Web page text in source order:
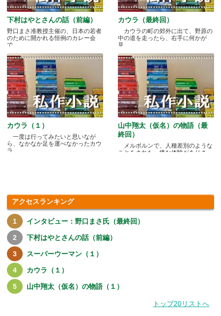
下村はやとさんの話（前編）
野口まさ准教授主催の、日本の若者
のために開かれる恒例のカレー会
で.....
カウラ（最終回）
カウラの町の郊外に出て、野原の
中の道を走ったら、右手に何かが
見.....
カウラ（１）
一度は行ってみたいと思いなが
ら、なかなか足を運べなかったカウ
ラ.....
山中翔太（仮名）の物語（最
終回）
メルボルンで、人種差別のような
ことをされた、嫌な体験がありま
アクセスランキング
インタビュー：野口まさ氏（最終回）
下村はやとさんの話（前編）
スーパーウーマン（１）
カウラ（１）
山中翔太（仮名）の物語（１）
トップ20リストへ